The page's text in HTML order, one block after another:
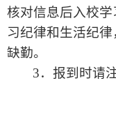
核对信息后入校
习纪律和生活纪
缺勤。
3．报到时请